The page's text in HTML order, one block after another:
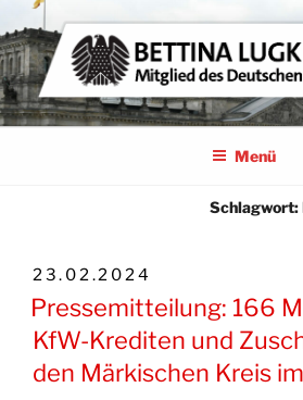
Zum
Inhalt
springen
BETTINA
MITGLIED DES DEUTSCHEN
Menü
Schlagwort:
VERÖFFENTLICHT
AM
23.02.2024
Pressemitteilung: 166
KfW-Krediten und
den Märkischen Kreis